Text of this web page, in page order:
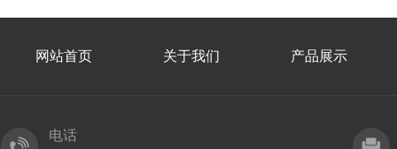
网站首页 关于我们 产品展示
电话